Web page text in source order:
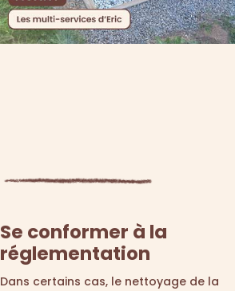
Se conformer à la
réglementation
Dans certains cas, le nettoyage de la